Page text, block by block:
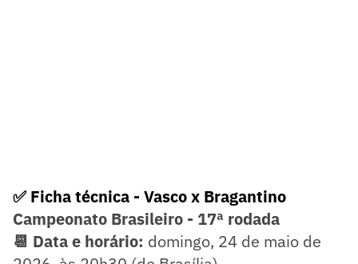
✅ Ficha técnica - Vasco x Bragantino
Campeonato Brasileiro - 17ª rodada
📆 Data e horário: domingo, 24 de maio de